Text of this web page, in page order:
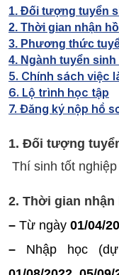
1. Đối tượng tuyển
2. Thời gian nhận
3. Phương thức
4. Ngành tuyển
5. Chính sách việc
6. Lộ trình học tập
7. Đăng ký nộp hồ
1. Đối tượng
Thí sinh tốt
2. Thời gian nhận
– Từ ngày 01/04/
– Nhập học